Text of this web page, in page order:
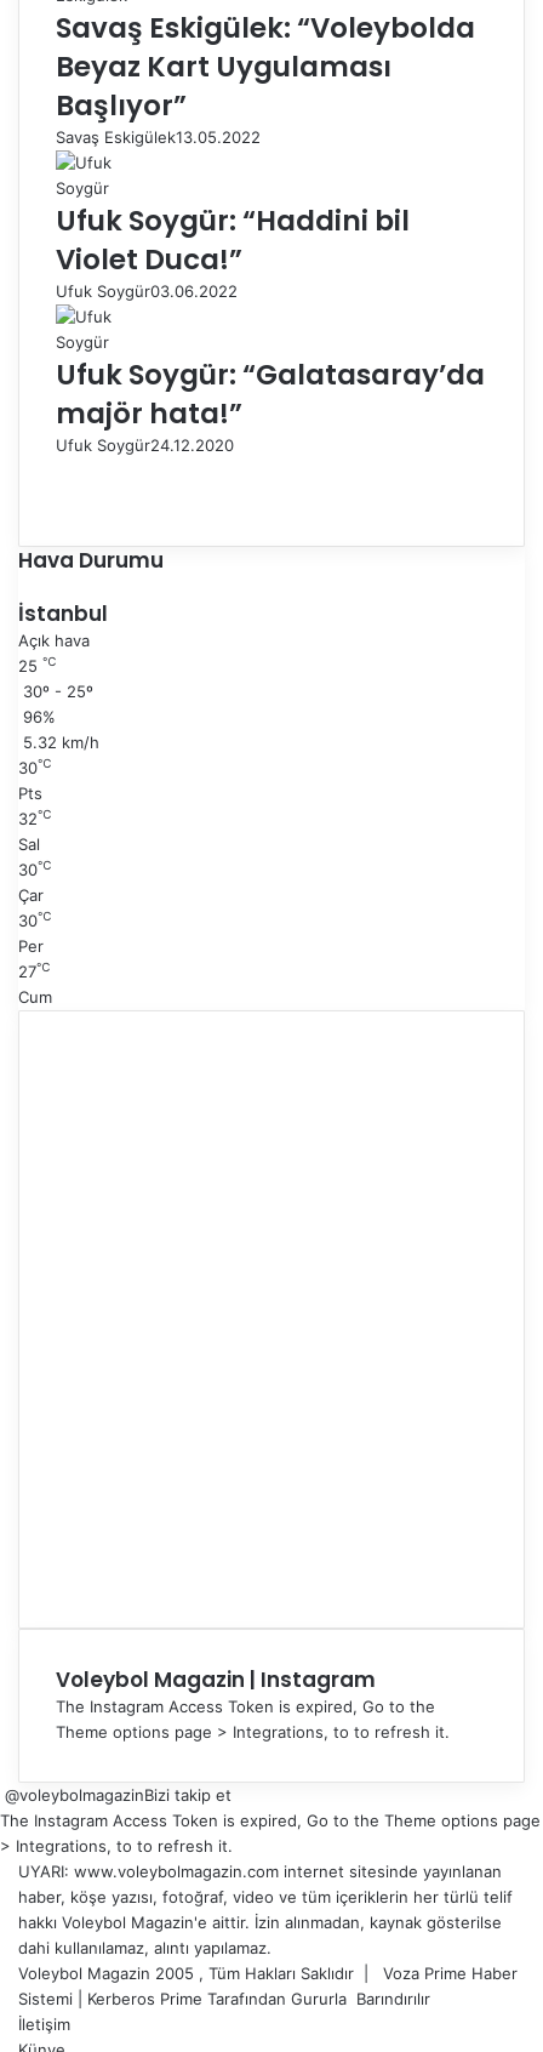
Savaş Eskigülek: “Voleybolda
Beyaz Kart Uygulaması
Başlıyor”
Savaş Eskigülek13.05.2022
Ufuk Soygür: “Haddini bil
Violet Duca!”
Ufuk Soygür03.06.2022
Ufuk Soygür: “Galatasaray’da
majör hata!”
Ufuk Soygür24.12.2020
e
k
s
a
f
n
r
k
i
a
Hava Durumu
İstanbul
Açık hava
25 ℃
30º - 25º
96%
5.32 km/h
30℃
Pts
32℃
Sal
30℃
Çar
30℃
Per
27℃
Cum
Voleybol Magazin | Instagram
The Instagram Access Token is expired, Go to the
Theme options page > Integrations, to to refresh it.
@voleybolmagazinBizi takip et
The Instagram Access Token is expired, Go to the Theme options page
> Integrations, to to refresh it.
UYARI: www.voleybolmagazin.com internet sitesinde yayınlanan
haber, köşe yazısı, fotoğraf, video ve tüm içeriklerin her türlü telif
hakkı Voleybol Magazin'e aittir. İzin alınmadan, kaynak gösterilse
dahi kullanılamaz, alıntı yapılamaz.
Voleybol Magazin 2005 , Tüm Hakları Saklıdır | Voza Prime Haber
Sistemi
Kerberos Prime Tarafından Gururla Barındırılır
İletişim